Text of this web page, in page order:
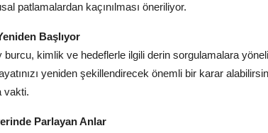
patlamalardan kaçınılması öneriliyor.
Başlıyor
burcu, kimlik ve hedeflerle ilgili derin sorgulamalara
yeniden şekillendirecek önemli bir karar
vakti.
Parlayan Anlar